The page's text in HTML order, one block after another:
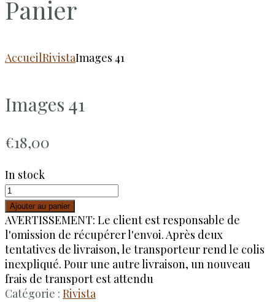
Panier
AccueilRivistaImages 41
Images 41
€18,00
In stock
Ajouter au panier
AVERTISSEMENT: Le client est responsable de
l'omission de récupérer l'envoi. Après deux
tentatives de livraison, le transporteur rend le colis
inexpliqué. Pour une autre livraison, un nouveau
frais de transport est attendu
Catégorie : Rivista